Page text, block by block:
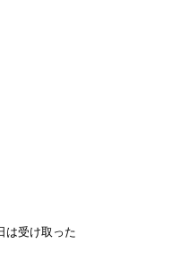
は受け取った